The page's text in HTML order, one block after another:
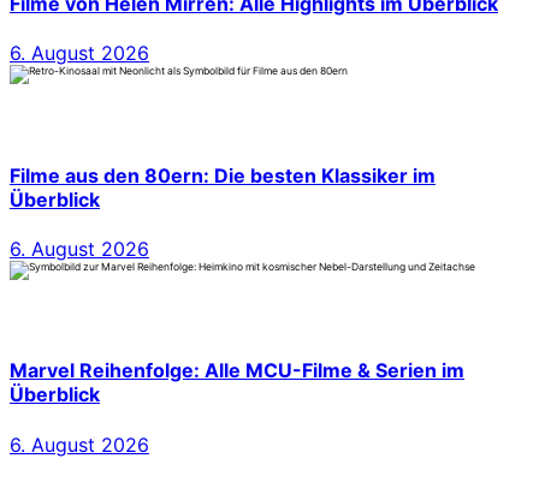
6. August 2026
Filme aus den 80ern: Die besten Klassiker im
Überblick
6. August 2026
Marvel Reihenfolge: Alle MCU-Filme & Serien im
Überblick
6. August 2026